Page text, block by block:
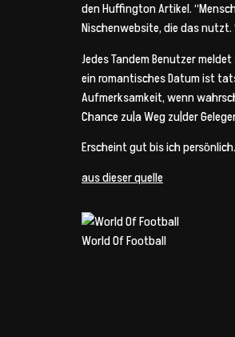
den Huffington Artikel.
Nischenwebsite, die das nutzt.
Jedes Tandem Benutzer
ein romantisches Datum ist
Aufmerksamkeit, wenn
Chance zu|a Weg zu|der
Erscheint gut bis ich persönlich.
aus dieser quelle
World Of Football